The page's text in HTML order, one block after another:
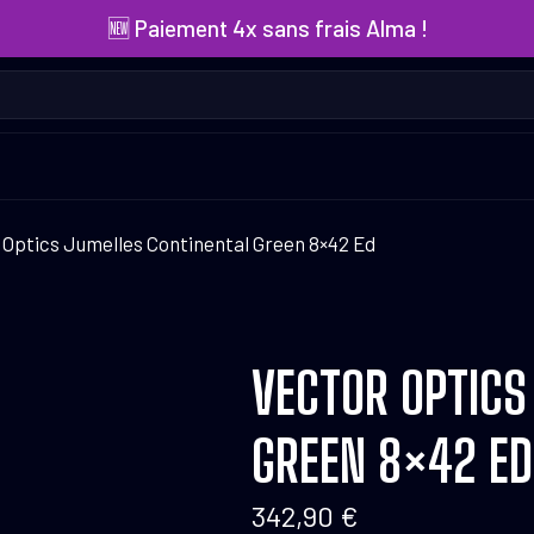
🆕 Paiement 4x sans frais Alma !
Jumelles Continental Green 8×42 Ed
VECTOR
GREEN 8×42 ED
342,90 €